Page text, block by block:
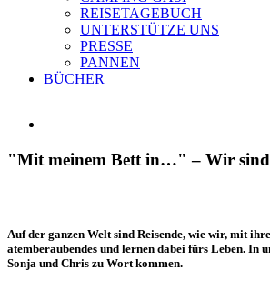
REISETAGEBUCH
UNTERSTÜTZE UNS
PRESSE
PANNEN
BÜCHER
Bild
"Mit meinem Bett in…" – Wir
Auf der ganzen Welt sind Reisende, wie wir, mit
atemberaubendes und lernen dabei fürs Leben.
Sonja und Chris zu Wort kommen.